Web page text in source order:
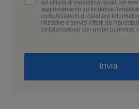
ad attività di marketing, quali, ad
aggiornamento su iniziative
comunicazioni di carattere
iniziative e servizi offerti da
collaborazione con propri partners),